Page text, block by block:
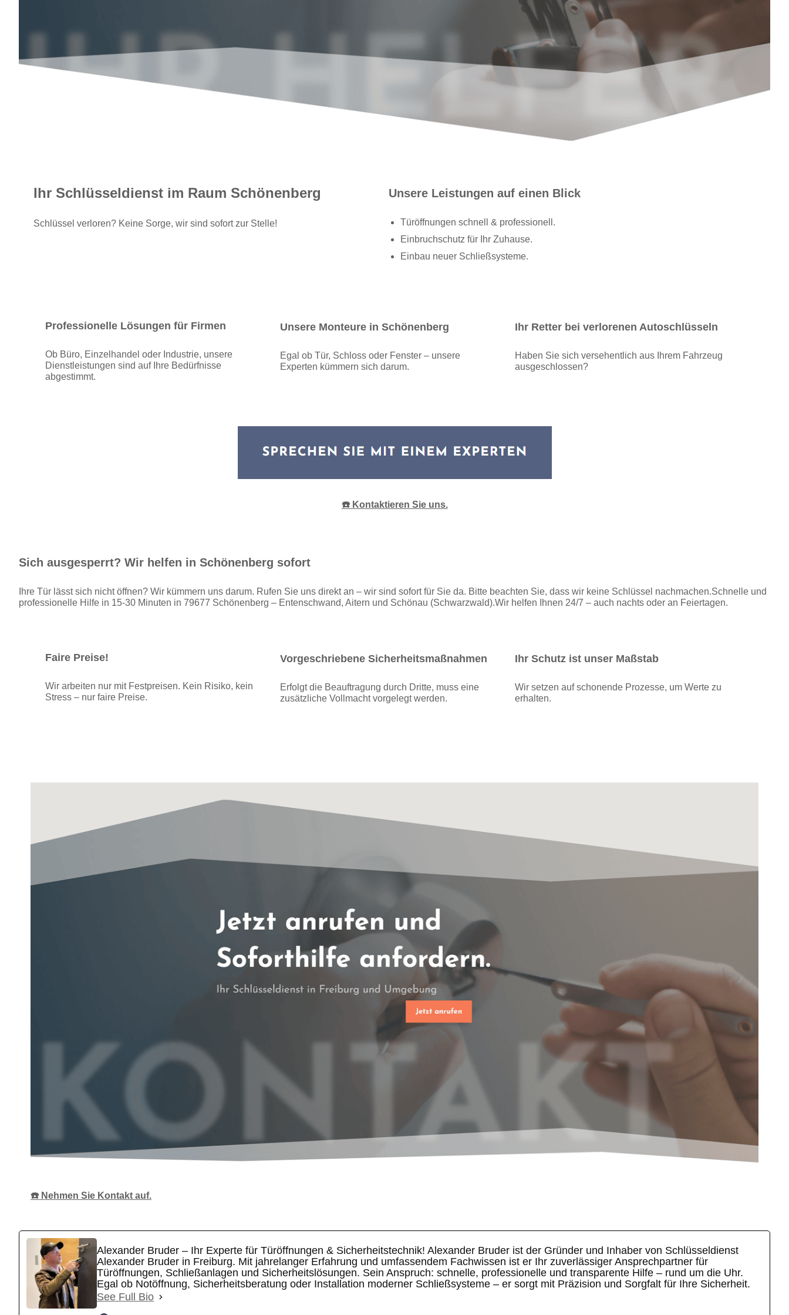
Ihr Schlüsseldienst im Raum Schönenberg
Schlüssel verloren? Keine Sorge, wir sind sofort zur Stelle!
Unsere Leistungen auf einen Blick
Türöffnungen schnell & professionell.
Einbruchschutz für Ihr Zuhause.
Einbau neuer Schließsysteme.
Professionelle Lösungen für Firmen
Ob Büro, Einzelhandel oder Industrie, unsere
Dienstleistungen sind auf Ihre Bedürfnisse
abgestimmt.
Unsere Monteure in Schönenberg
Egal ob Tür, Schloss oder Fenster – unsere
Experten kümmern sich darum.
Ihr Retter bei verlorenen Autoschlüsseln
Haben Sie sich versehentlich aus Ihrem Fahrzeug
ausgeschlossen?
☎️ Kontaktieren Sie uns.
Sich ausgesperrt? Wir helfen in Schönenberg sofort
Ihre Tür lässt sich nicht öffnen? Wir kümmern uns darum. Rufen Sie uns direkt an – wir sind sofort für Sie da. Bitte beachten Sie, dass wir keine Schlüssel nachmachen.Schnelle und
professionelle Hilfe in 15-30 Minuten in 79677 Schönenberg – Entenschwand, Aitern und Schönau (Schwarzwald).Wir helfen Ihnen 24/7 – auch nachts oder an Feiertagen.
Faire Preise!
Wir arbeiten nur mit Festpreisen. Kein Risiko, kein
Stress – nur faire Preise.
Vorgeschriebene Sicherheitsmaßnahmen
Erfolgt die Beauftragung durch Dritte, muss eine
zusätzliche Vollmacht vorgelegt werden.
Ihr Schutz ist unser Maßstab
Wir setzen auf schonende Prozesse, um Werte zu
erhalten.
☎️ Nehmen Sie Kontakt auf.
Alexander Bruder – Ihr Experte für Türöffnungen & Sicherheitstechnik! Alexander Bruder ist der Gründer und Inhaber von Schlüsseldienst
Alexander Bruder in Freiburg. Mit jahrelanger Erfahrung und umfassendem Fachwissen ist er Ihr zuverlässiger Ansprechpartner für
Türöffnungen, Schließanlagen und Sicherheitslösungen. Sein Anspruch: schnelle, professionelle und transparente Hilfe – rund um die Uhr.
Egal ob Notöffnung, Sicherheitsberatung oder Installation moderner Schließsysteme – er sorgt mit Präzision und Sorgfalt für Ihre Sicherheit.
See Full Bio